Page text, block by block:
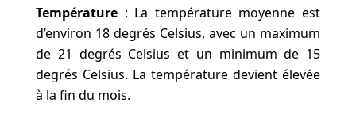
Température : La température moyenne est
d’environ 18 degrés Celsius, avec un maximum
de 21 degrés Celsius et un minimum de 15
degrés Celsius. La température devient élevée
à la fin du mois.